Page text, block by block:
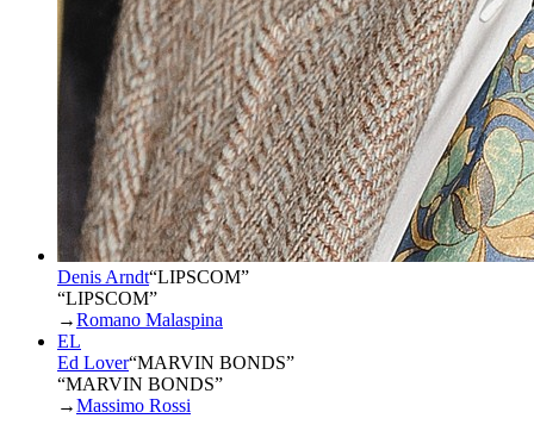
Denis Arndt“LIPSCOM”
“LIPSCOM”
→Romano Malaspina
EL
Ed Lover“MARVIN BONDS”
“MARVIN BONDS”
→Massimo Rossi